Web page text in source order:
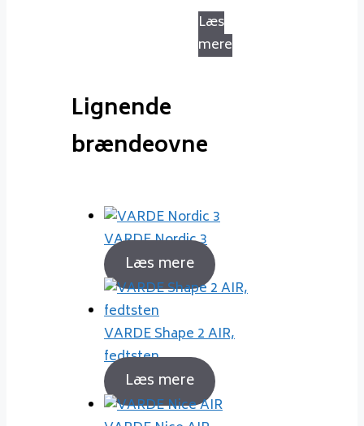
Læs
mere
Lignende
brændeovne
VARDE Nordic 3
Læs mere
VARDE Shape 2 AIR,
fedtsten
Læs mere